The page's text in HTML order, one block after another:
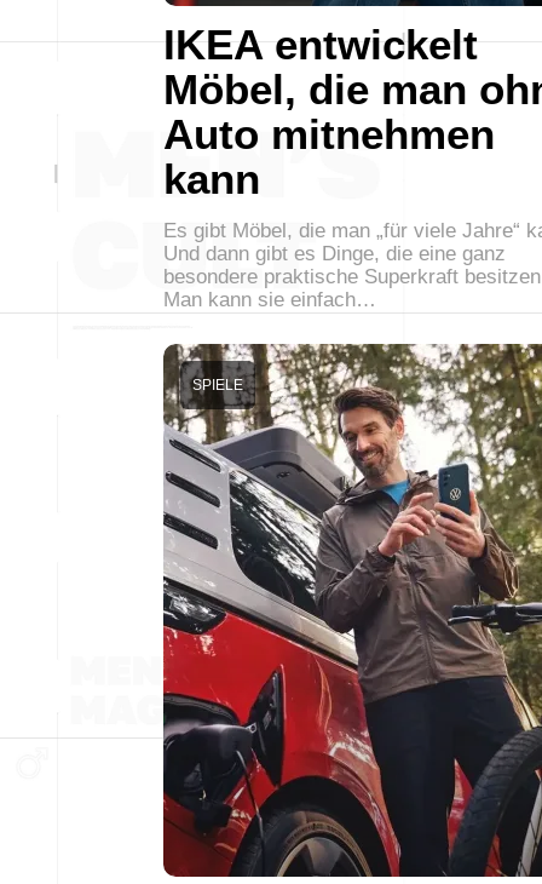
IKEA entwickelt
Möbel, die man
Auto mitnehmen
kann
Es gibt Möbel, die man „für viele Jahre“
Und dann gibt es Dinge, die eine ganz
besondere praktische Superkraft
Man kann sie einfach…
SPIELE